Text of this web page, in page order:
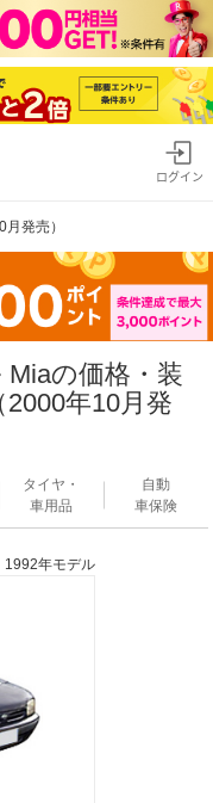
ログイン
発売）
の価格・装
年10月発
タイヤ・
車用品
自動
車保険
1992年モデル